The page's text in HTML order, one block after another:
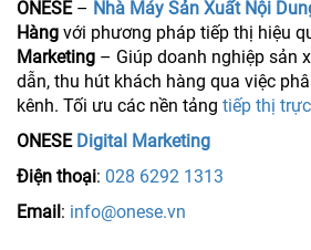
ONESE– Nhà Máy Sản Xuất Nội
Hàng với phương pháp tiếp thị hiệu
Marketing – Giúp doanh nghiệp sản
dẫn, thu hút khách hàng qua việc
kênh. Tối ưu các nền tảng tiếp thị
ONESE Digital Marketing
Điện thoại: 028 6292 1313
Email: info@onese.vn